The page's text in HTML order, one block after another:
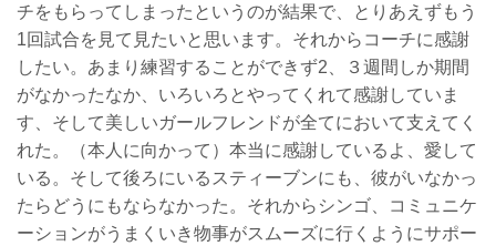
チをもらってしまったというのが結果で、とりあえずもう
1回試合を見て見たいと思います。それからコーチに感謝
したい。あまり練習することができず2、３週間しか期間
がなかったなか、いろいろとやってくれて感謝していま
す、そして美しいガールフレンドが全てにおいて支えてく
れた。（本人に向かって）本当に感謝しているよ、愛して
いる。そして後ろにいるスティーブンにも、彼がいなかっ
たらどうにもならなかった。それからシンゴ、コミュニケ
ーションがうまくいき物事がスムーズに行くようにサポー